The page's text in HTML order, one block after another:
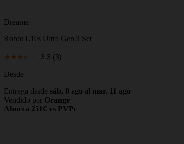
Dreame
Robot L10s Ultra Gen 3 Set
3.3 (3)
Desde
Entrega desde sáb, 8 ago al mar, 11 ago
Vendido por Orange
Ahorra 251€ vs PVPr